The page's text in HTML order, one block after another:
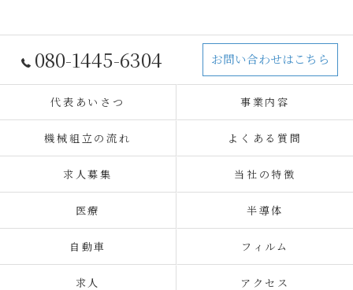
080-1445-6304 お問い合わせはこちら
代表あいさつ 事業内容
機械組立の流れ よくある質問
求人募集 当社の特徴
医療 半導体
自動車 フィルム
求人 アクセス